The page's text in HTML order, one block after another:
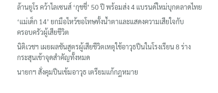
ล้านยูโร คว้าไลเซนส์ ‘กุชชี่’ 50 ปี พร้อมส่ง 4 แบรนด์ใหม่บุกตลาดไทย
‘แม่เด็ก 14’ ยกมือไหว้ขอโทษทั้งน้ำตาและแสดงความเสียใจกับ
ครอบครัวผู้เสียชีวิต
นิติเวชฯ เผยผลชันสูตรผู้เสียชีวิตเหตุใช้อาวุธปืนในโรงเรียน 8 ร่าง
กระสุนเข้าจุดสำคัญทั้งหมด
นายกฯ สั่งคุมปืนเข้มอาวุธ เตรียมแก้กฎหมาย